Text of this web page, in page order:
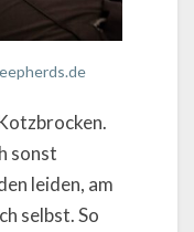
sonst
leiden, am
selbst. So